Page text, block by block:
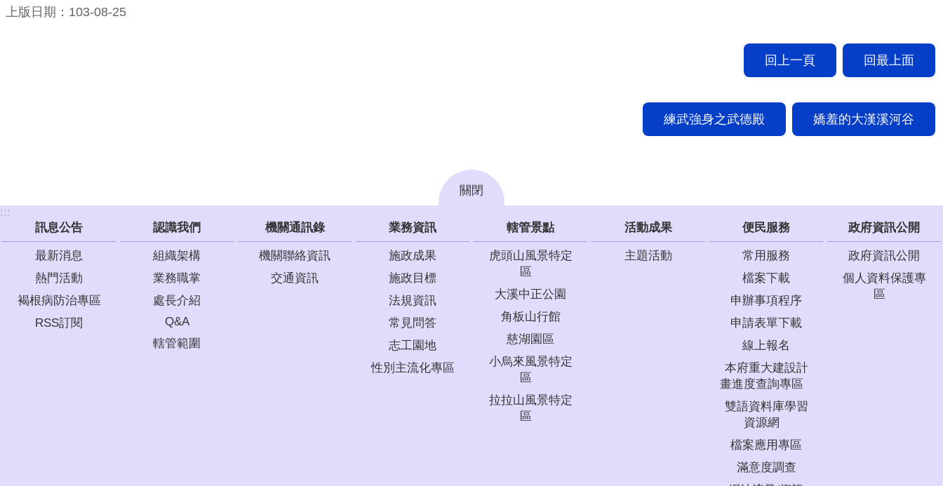
上版日期：103-08-25
回上一頁 回最上面
練武強身之武德殿 嬌羞的大漢溪河谷
關閉
:::
訊息公告
最新消息
熱門活動
褐根病防治專區
RSS訂閱
認識我們
組織架構
業務職掌
處長介紹
Q&A
轄管範圍
機關通訊錄
機關聯絡資訊
交通資訊
業務資訊
施政成果
施政目標
法規資訊
常見問答
志工園地
性別主流化專區
轄管景點
虎頭山風景特定
區
大溪中正公園
角板山行館
慈湖園區
小烏來風景特定
區
拉拉山風景特定
區
活動成果
主題活動
便民服務
常用服務
檔案下載
申辦事項程序
申請表單下載
線上報名
本府重大建設計
畫進度查詢專區
雙語資料庫學習
資源網
檔案應用專區
滿意度調查
政府資訊公開
政府資訊公開
個人資料保護專
區